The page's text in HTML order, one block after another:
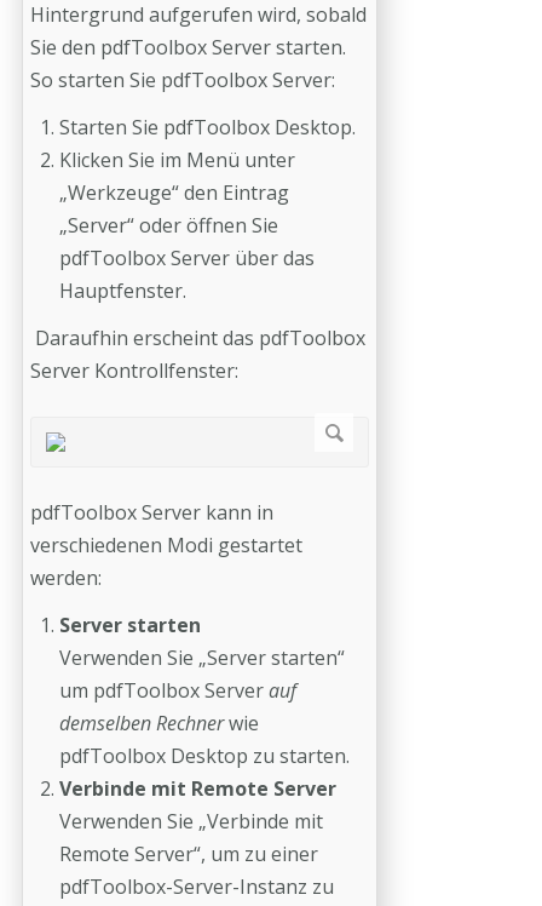
Hintergrund aufgerufen wird, sobald
Sie den pdfToolbox Server starten.
So starten Sie pdfToolbox Server:
Starten Sie pdfToolbox Desktop.
Klicken Sie im Menü unter
„Werkzeuge“ den Eintrag
„Server“ oder öffnen Sie
pdfToolbox Server über das
Hauptfenster.
Daraufhin erscheint das pdfToolbox
Server Kontrollfenster:
pdfToolbox Server kann in
verschiedenen Modi gestartet
werden:
Server starten
Verwenden Sie „Server starten“
um pdfToolbox Serverauf
demselben Rechnerwie
pdfToolbox Desktop zu starten.
Verbinde mit Remote Server
Verwenden Sie „Verbinde mit
Remote Server“, um zu einer
pdfToolbox-Server-Instanz zu